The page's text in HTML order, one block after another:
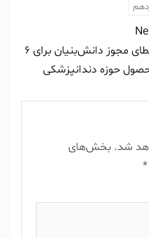
اعطای مجوز دانش‌بنیان برای ۶
حوزه دندانپزشکی
شد. بخش‌های
*